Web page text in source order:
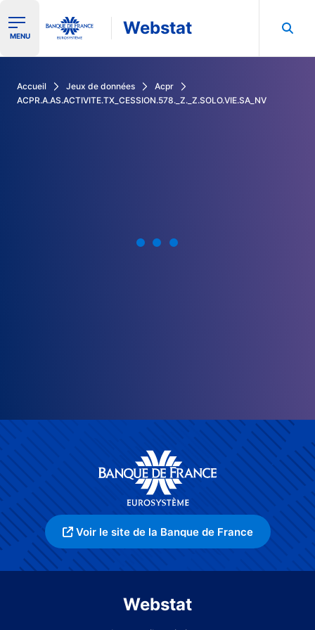
Ouvrir le menu de navigation
MENU Webstat
Accueil Jeux de données
Acpr
ACPR.A.AS.ACTIVITE.TX_CESSION.578._Z._Z.SOLO.VIE.SA_NV
Voir le site de la Banque de France
Webstat